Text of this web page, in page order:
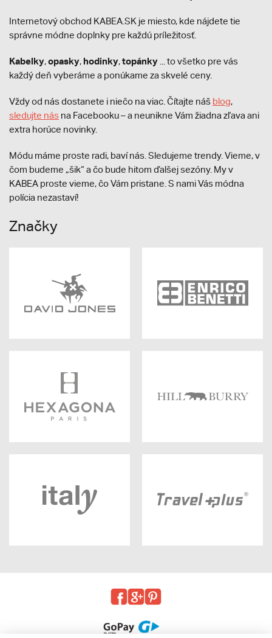
Internetový obchod KABEA.SK je miesto, kde nájdete tie
správne módne doplnky pre každú príležitosť.
Kabelky,opasky, hodinky,topánky ... to všetko pre vás
každý deň vyberáme a ponúkame za skvelé ceny.
Vždy od nás dostanete i niečo na viac. Čítajte náš blog,
sledujte nás na Facebooku – a neunikne Vám žiadna zľava ani
extra horúce novinky.
Módu máme proste radi, baví nás. Sledujeme trendy. Vieme, v
čom budeme „šik“ a čo bude hitom ďalšej sezóny. My v
KABEA proste vieme, čo Vám pristane. S nami Vás módna
polícia nezastaví!
Značky